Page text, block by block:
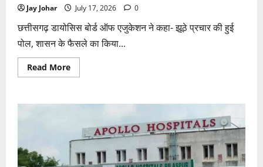
Jay Johar July 17, 2026 0
छत्तीसगढ़ डायोसिस बोर्ड ऑफ एजुकेशन ने कहा- झूठे प्रचार की हुई
पोल, शासन के फैसले का किया...
Read MoreRead
more
आदेश
नई
कार्यकारिणी
को